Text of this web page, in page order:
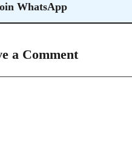
WhatsApp
a Comment